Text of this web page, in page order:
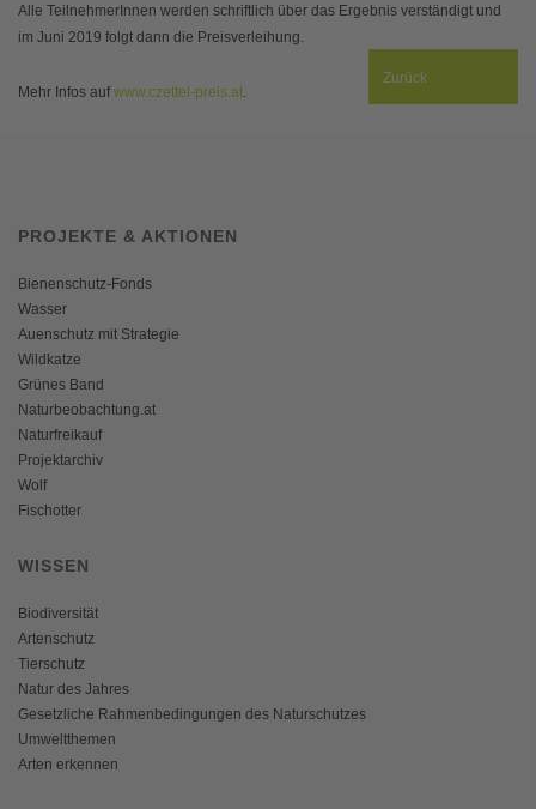
Alle TeilnehmerInnen werden schriftlich über das Ergebnis verständigt und
im Juni 2019 folgt dann die Preisverleihung.
Mehr Infos auf www.czettel-preis.at.
Zurück
PROJEKTE & AKTIONEN
Bienenschutz-Fonds
Wasser
Auenschutz mit Strategie
Wildkatze
Grünes Band
Naturbeobachtung.at
Naturfreikauf
Projektarchiv
Wolf
Fischotter
WISSEN
Biodiversität
Artenschutz
Tierschutz
Natur des Jahres
Gesetzliche Rahmenbedingungen des Naturschutzes
Umweltthemen
Arten erkennen